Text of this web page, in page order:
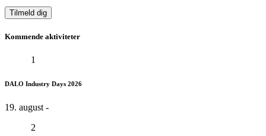
Kommende aktiviteter
1
DALO Industry Days 2026
19. august -
2